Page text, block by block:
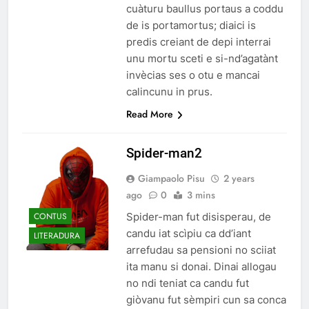
cuàturu baullus portaus a coddu
de is portamortus; diaici is
predis creiant de depi interrai
unu mortu sceti e si-nd’agatànt
invècias ses o otu e mancai
calincunu in prus.
Read More
CONTUS
LITERADURA
Spider-man2
Giampaolo Pisu
2 years
ago
0 3 mins
Spider-man fut disisperau, de
candu iat scìpiu ca dd’iant
arrefudau sa pensioni no sciiat
ita manu si donai. Dinai allogau
no ndi teniat ca candu fut
giòvanu fut sèmpiri cun sa conca